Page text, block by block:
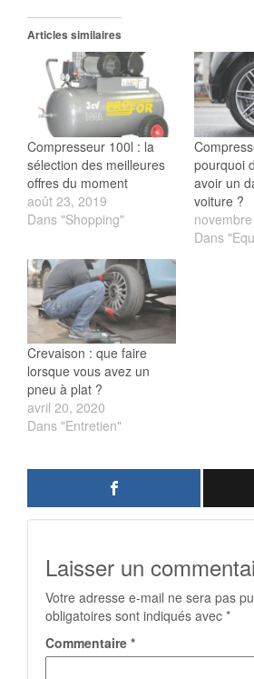
Articles similaires
Compresseur 100l : la
sélection des meilleures
offres du moment
août 23, 2019
Dans "Shopping"
pourquoi
avoir un
voiture ?
Dans
Crevaison : que faire
lorsque vous avez un
pneu à plat ?
avril 20, 2020
Dans "Entretien"
Laisser un
Votre adresse e-mail ne sera pas
obligatoires sont indiqués avec *
Commentaire *